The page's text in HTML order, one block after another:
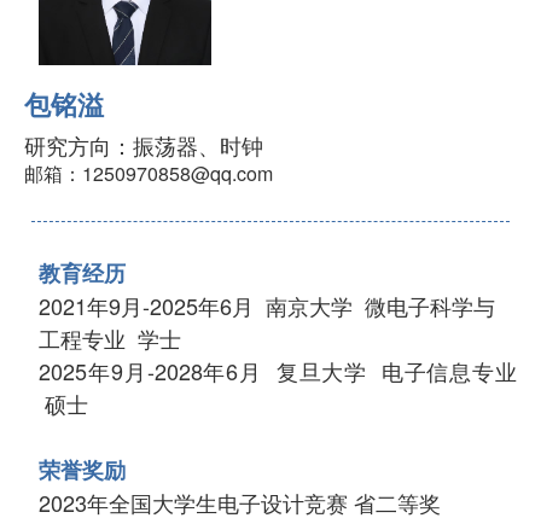
包铭溢
研究方向：振荡器、时钟
邮箱：1250970858@qq.com
教育经历
2021年9月-2025年6月 南京大学 微电子科学与
工程专业 学士
2025年9月-2028年6月 复旦大学 电子信息专业
硕士
荣誉奖励
2023年全国大学生电子设计竞赛 省二等奖